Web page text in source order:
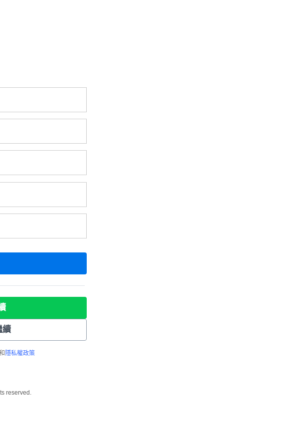
續
隱私權政策
reserved.